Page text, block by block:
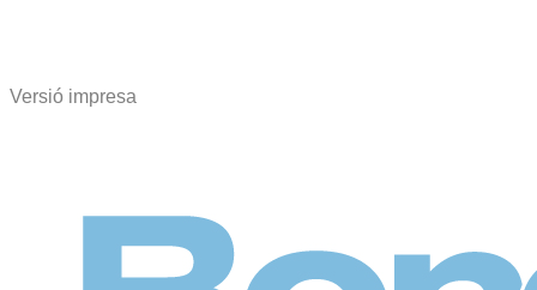
Versió impresa